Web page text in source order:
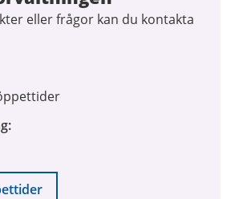
eller frågor kan du kontakta